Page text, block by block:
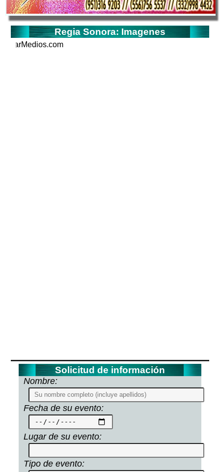
Regia Sonora: Imagenes
Solicitud de información
Nombre:
Fecha de su evento:
Lugar de su evento:
Tipo de evento: